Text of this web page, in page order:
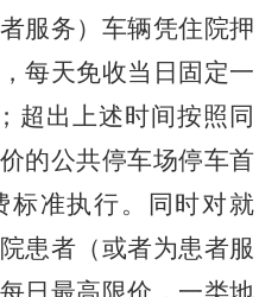
服务）车辆凭住院押
每天免收当日固定一
超出上述时间按照同
的公共停车场停车首
标准执行。同时对就
患者（或者为患者服